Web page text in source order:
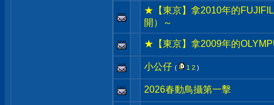
★【東京】拿2010年的
開）～
★【東京】拿2009年的
小公仔 ( 1 2 )
2026春動鳥攝第一擊